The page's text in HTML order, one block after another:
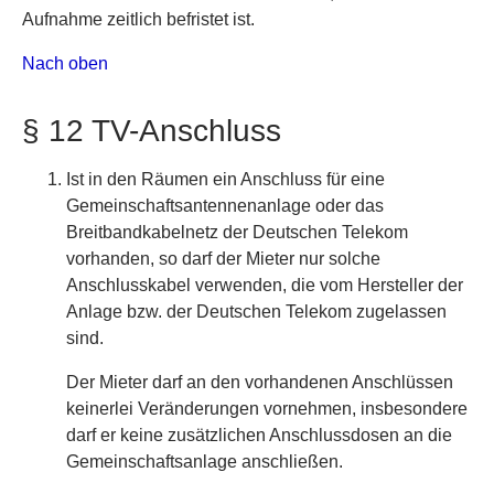
Aufnahme zeitlich befristet ist.
Nach oben
§ 12 TV-Anschluss
Ist in den Räumen ein Anschluss für eine
Gemeinschaftsantennenanlage oder das
Breitbandkabelnetz der Deutschen Telekom
vorhanden, so darf der Mieter nur solche
Anschlusskabel verwenden, die vom Hersteller der
Anlage bzw. der Deutschen Telekom zugelassen
sind.
Der Mieter darf an den vorhandenen Anschlüssen
keinerlei Veränderungen vornehmen, insbesondere
darf er keine zusätzlichen Anschlussdosen an die
Gemeinschaftsanlage anschließen.